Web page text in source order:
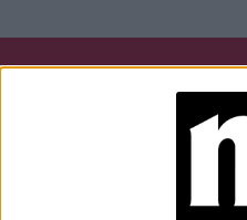
Caras